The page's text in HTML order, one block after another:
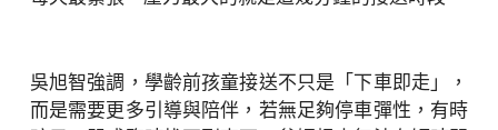
吳旭智強調，學齡前孩童接送不只是「下車即走」，
而是需要更多引導與陪伴，若無足夠停車彈性，有時